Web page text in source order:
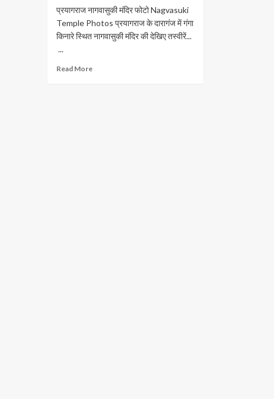
प्रयागराज नागवासुकी मंदिर फोटो Nagvasuki
Temple Photos प्रयागराज के दारागंज में गंगा
किनारे स्थित नागवासुकी मंदिर की देखिए तस्वीरें...
...
Read MoreRead